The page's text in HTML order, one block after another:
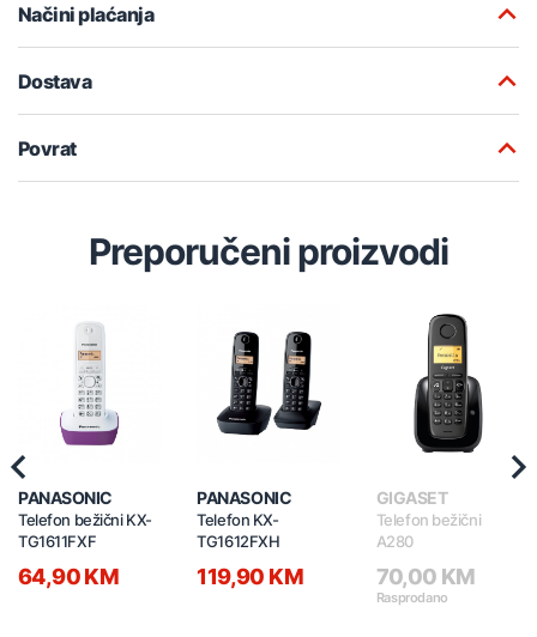
Načini plaćanja
Dostava
Povrat
Preporučeni proizvodi
PANASONIC
Telefon bežični KX-
TG1611FXF
64,90 KM
PANASONIC
Telefon KX-
TG1612FXH
119,90 KM
GIGASET
Telefon bežični
A280
70,00 KM
Rasprodano
Previous